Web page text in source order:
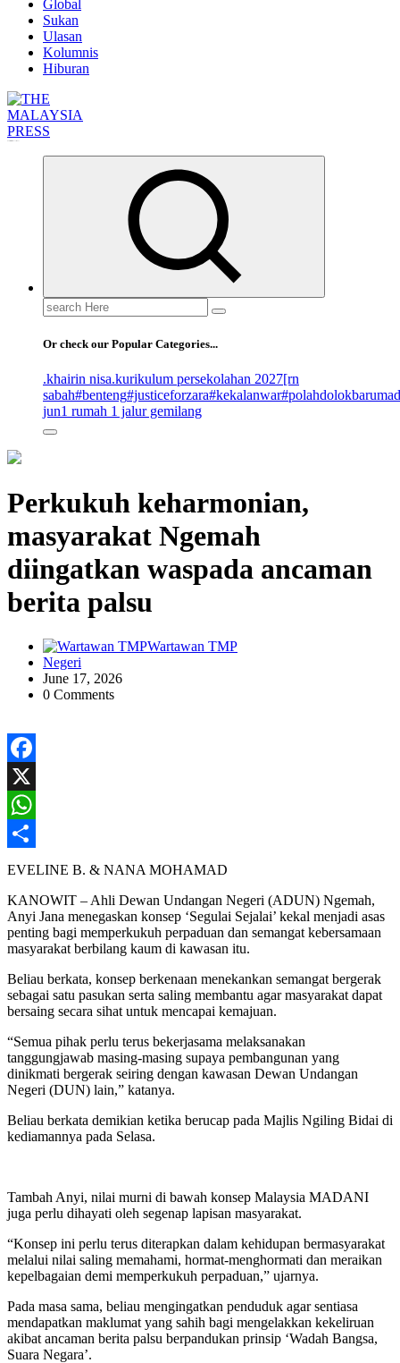
Global
Sukan
Ulasan
Kolumnis
Hiburan
Search
for:
Or check our Popular Categories...
.khairin nisa.kurikulum persekolahan 2027[rn
sabah#benteng#justiceforzara#kekalanwar
jun1 rumah 1 jalur gemilang
Perkukuh keharmonian,
masyarakat Ngemah
diingatkan waspada ancaman
berita palsu
Wartawan TMP
Negeri
June 17, 2026
0 Comments
Facebook
X
WhatsApp
Share
EVELINE B. & NANA MOHAMAD
KANOWIT – Ahli Dewan Undangan Negeri (ADUN) Ngemah,
Anyi Jana menegaskan konsep ‘Segulai Sejalai’ kekal menjadi asas
penting bagi memperkukuh perpaduan dan semangat kebersamaan
masyarakat berbilang kaum di kawasan itu.
Beliau berkata, konsep berkenaan menekankan semangat bergerak
sebagai satu pasukan serta saling membantu agar masyarakat dapat
bersaing secara sihat untuk mencapai kemajuan.
“Semua pihak perlu terus bekerjasama melaksanakan
tanggungjawab masing-masing supaya pembangunan yang
dinikmati bergerak seiring dengan kawasan Dewan Undangan
Negeri (DUN) lain,” katanya.
Beliau berkata demikian ketika berucap pada Majlis Ngiling Bidai di
kediamannya pada Selasa.
Tambah Anyi, nilai murni di bawah konsep Malaysia MADANI
juga perlu dihayati oleh segenap lapisan masyarakat.
“Konsep ini perlu terus diterapkan dalam kehidupan bermasyarakat
melalui nilai saling memahami, hormat-menghormati dan meraikan
kepelbagaian demi memperkukuh perpaduan,” ujarnya.
Pada masa sama, beliau mengingatkan penduduk agar sentiasa
mendapatkan maklumat yang sahih bagi mengelakkan kekeliruan
akibat ancaman berita palsu berpandukan prinsip ‘Wadah Bangsa,
Suara Negara’.